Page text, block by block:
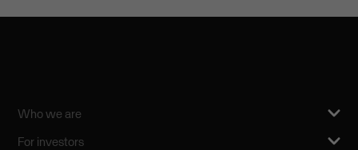
Who we are
For investors